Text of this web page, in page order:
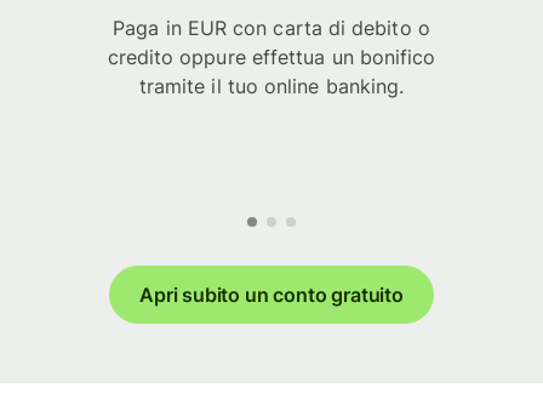
Paga in EUR con carta di debito o
credito oppure effettua un bonifico
tramite il tuo online banking.
Apri subito un conto gratuito